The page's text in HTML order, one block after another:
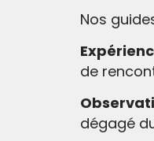
Nos
de
dégagé